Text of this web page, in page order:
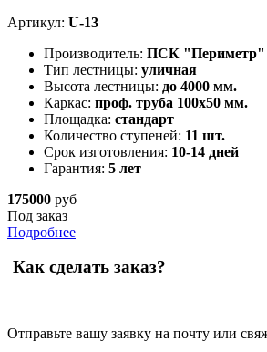
Артикул: U-13
Производитель: ПСК "Периметр"
Тип лестницы: уличная
Высота лестницы: до 4000 мм.
Каркас: проф. труба 100х50 мм.
Площадка: стандарт
Количество ступеней: 11 шт.
Срок изготовления: 10-14 дней
Гарантия: 5 лет
175000 руб
Под заказ
Подробнее
Как сделать заказ?
Отправьте вашу заявку на почту или